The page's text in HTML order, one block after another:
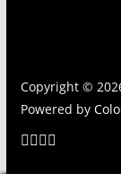
Copyright ©
Powered by